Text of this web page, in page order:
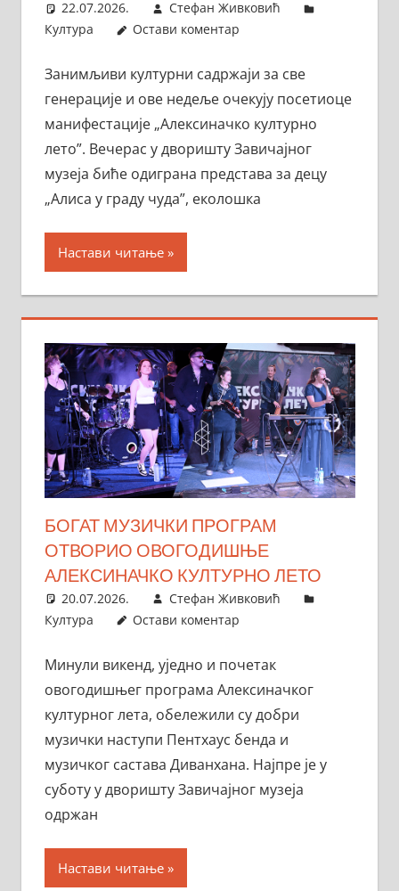
22.07.2026.
Стефан Живковић
Култура
Остави коментар
Занимљиви културни садржаји за све
генерације и ове недеље очекују посетиоце
манифестације „Алексиначко културно
лето”. Вечерас у дворишту Завичајног
музеја биће одиграна представа за децу
„Алиса у граду чуда”, еколошка
Настави читање
БОГАТ МУЗИЧКИ ПРОГРАМ
ОТВОРИО ОВОГОДИШЊЕ
АЛЕКСИНАЧКО КУЛТУРНО ЛЕТО
20.07.2026.
Стефан Живковић
Култура
Остави коментар
Минули викенд, уједно и почетак
овогодишњег програма Алексиначког
културног лета, обележили су добри
музички наступи Пентхаус бенда и
музичког састава Диванхана. Најпре је у
суботу у дворишту Завичајног музеја
одржан
Настави читање